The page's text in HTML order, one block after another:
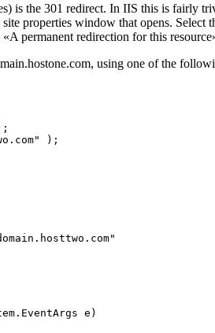
is the 301 redirect. In IIS this is fairly
properties window that opens.
permanent redirection for this
, using one of the
);
e)